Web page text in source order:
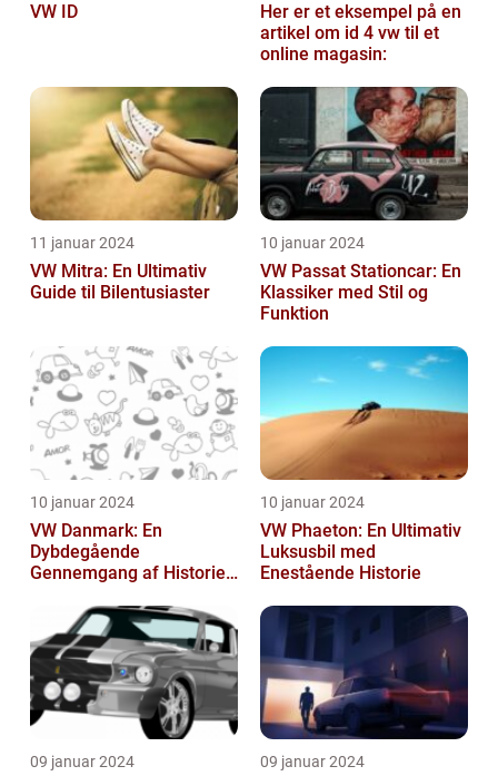
VW ID
Her er et eksempel på en
artikel om id 4 vw til et
online magasin:
11 januar 2024
VW Mitra: En Ultimativ
Guide til Bilentusiaster
10 januar 2024
VW Passat Stationcar: En
Klassiker med Stil og
Funktion
10 januar 2024
VW Danmark: En
Dybdegående
Gennemgang af Historien
10 januar 2024
VW Phaeton: En Ultimativ
Luksusbil med
Enestående Historie
09 januar 2024 09 januar 2024